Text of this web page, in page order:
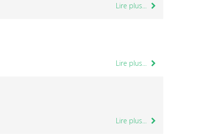
Lire plus...
Lire plus...
Lire plus...